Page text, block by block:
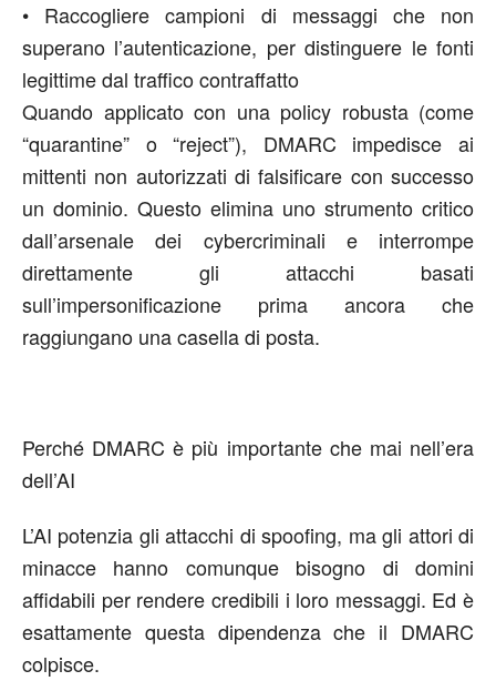
• Raccogliere campioni di messaggi che non
superano l’autenticazione, per distinguere le fonti
legittime dal traffico contraffatto
Quando applicato con una policy robusta (come
“quarantine” o “reject”), DMARC impedisce ai
mittenti non autorizzati di falsificare con successo
un dominio. Questo elimina uno strumento critico
dall’arsenale dei cybercriminali e interrompe
direttamente gli attacchi basati
sull’impersonificazione prima ancora che
raggiungano una casella di posta.
Perché DMARCè più importanteche mai nell’era
dell’AI
L’AI potenzia gli attacchi di spoofing, ma gli attori di
minacce hanno comunque bisogno di domini
affidabili per rendere credibili i loro messaggi. Ed è
esattamente questa dipendenza che il DMARC
colpisce.